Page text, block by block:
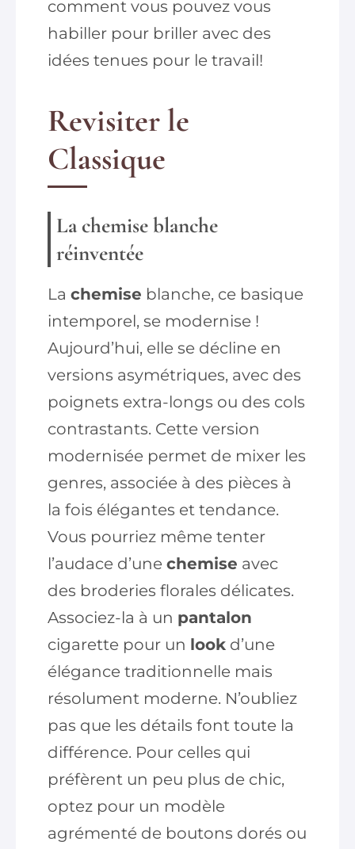
comment vous pouvez vous
habiller pour briller avec des
idées tenues pour le travail!
Revisiter le
Classique
Lachemiseblanche
réinventée
La chemise blanche, ce basique
intemporel, se modernise !
Aujourd’hui, elle se décline en
versions asymétriques, avec des
poignets extra-longs ou des cols
contrastants. Cette version
modernisée permet de mixer les
genres, associée à des pièces à
la fois élégantes et tendance.
Vous pourriez même tenter
l’audace d’une chemise avec
des broderies florales délicates.
Associez-la à un pantalon
cigarette pour un look d’une
élégance traditionnelle mais
résolument moderne. N’oubliez
pas que les détails font toute la
différence. Pour celles qui
préfèrent un peu plus de chic,
optez pour un modèle
agrémenté de boutons dorés ou